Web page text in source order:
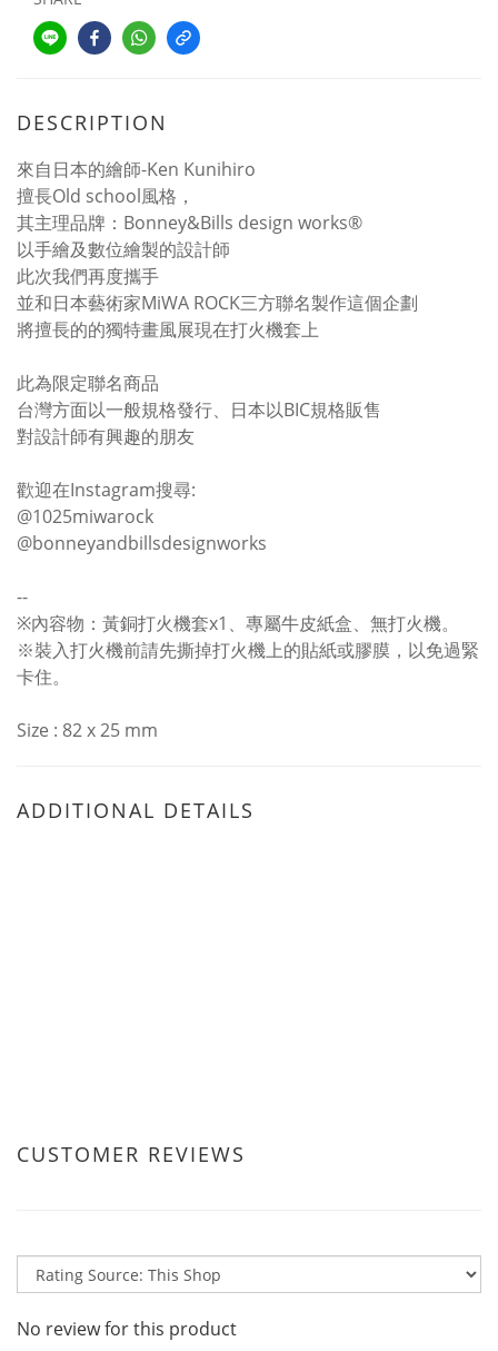
DESCRIPTION
來自日本的繪師-Ken Kunihiro
擅長Old school風格，
其主理品牌：Bonney&Bills design works®
以手繪及數位繪製的設計師
此次我們再度攜手
並和日本藝術家MiWA ROCK三方聯名製作這個企劃
將擅長的的獨特畫風展現在打火機套上
此為限定聯名商品
台灣方面以一般規格發行、日本以BIC規格販售
對設計師有興趣的朋友
歡迎在Instagram搜尋:
@1025miwarock
@bonneyandbillsdesignworks
--
※內容物：黃銅打火機套x1、專屬牛皮紙盒、無打火機。
※裝入打火機前請先撕掉打火機上的貼紙或膠膜，以免過緊
卡住。
Size : 82 x 25 mm
ADDITIONAL DETAILS
CUSTOMER REVIEWS
No review for this product